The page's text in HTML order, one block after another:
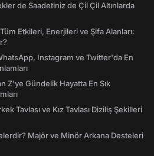
de Saadetiniz de Çil Çil Altınlarda
Etkileri, Enerjileri ve Şifa Alanları:
Instagram ve Twitter'da En
Z'ye Gündelik Hayatta En Sık
Tavlası ve Kız Tavlası Diziliş Şekilleri
Majör ve Minör Arkana Desteleri